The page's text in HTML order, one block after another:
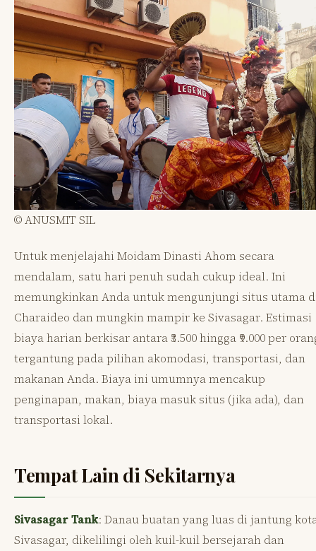
© ANUSMIT SIL
Untuk menjelajahi Moidam Dinasti Ahom secara
mendalam, satu hari penuh sudah cukup ideal. Ini
memungkinkan Anda untuk mengunjungi situs utama
Charaideo dan mungkin mampir ke Sivasagar. Estimasi
biaya harian berkisar antara ₹3.500 hingga ₹9.000 per
tergantung pada pilihan akomodasi, transportasi, dan
makanan Anda. Biaya ini umumnya mencakup
penginapan, makan, biaya masuk situs (jika ada), dan
transportasi lokal.
Tempat Lain di Sekitarnya
Sivasagar Tank: Danau buatan yang luas di jantung
Sivasagar, dikelilingi oleh kuil-kuil bersejarah dan